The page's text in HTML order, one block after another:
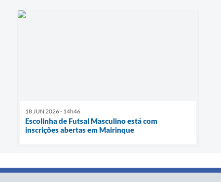
18 JUN 2026 - 14h46
Escolinha de Futsal Masculino está com
inscrições abertas em Mairinque